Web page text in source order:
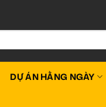
DỰ ÁN HẰNG NGÀY